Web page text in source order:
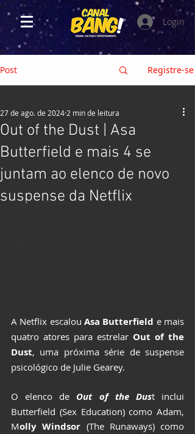
Login
Post Registre-se
HOME
SÉRIES e TV
GAMES
ImagineLand
Out of the Dust | Asa
Butterfield e mais 4 se
juntam ao elenco de novo
suspense da Netflix
27 de ago. de 2024 2 min de leitura
A Netflix escalou Asa Butterfield e mais
quatro atores para estrelar Out of the
Dust, uma próxima série de suspense
psicológico de Julie Gearey.
O elenco de Out of the Dust inclui
Butterfield (Sex Education) como Adam,
Molly Windsor (The Runaways) como